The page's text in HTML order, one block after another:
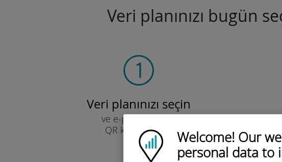
Ubigi logo
Welcome! Our
personal data to
Veri planınızı bugün
Veri planınızı seçin
ve e-posta yoluyla
QR kodu ile alın.
Hızlı!